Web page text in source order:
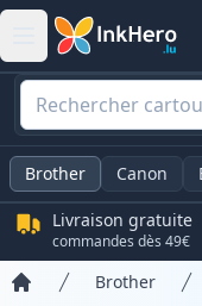
Brother Canon
Livraison gratuite
commandes dès 49€
Brother